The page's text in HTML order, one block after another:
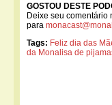
GOSTOU DESTE
Deixe seu comentário
para
Tags: Feliz dia das
da Monalisa de